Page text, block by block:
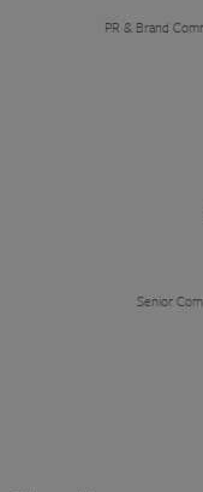
PR & Brand
Senior